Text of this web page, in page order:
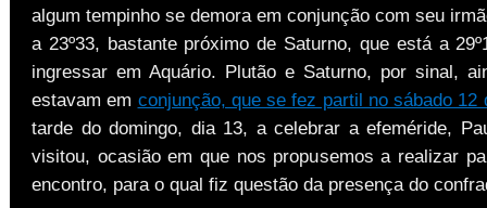
algum tempinho se demora em conjunção com seu
a 23º33, bastante próximo de Saturno, que está a
ingressar em Aquário. Plutão e Saturno, por sinal,
estavam em conjunção, que se fez partil no sábado 12
tarde do domingo, dia 13, a celebrar a efeméride,
visitou, ocasião em que nos propusemos a realizar
encontro, para o qual fiz questão da presença do